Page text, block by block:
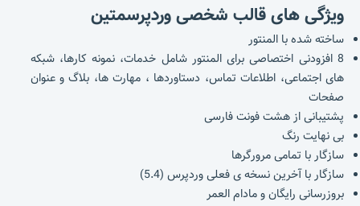
ویژگی های قالب شخصی وردپرسمتین
ساخته شده با المنتور
8 افزودنی اختصاصی برای المنتور شامل خدمات، نمونه کارها، شبکه
های اجتماعی، اطلاعات تماس، دستاوردها ، مهارت ها، بلاگ و عنوان
صفحات
پشتیبانی از هشت فونت فارسی
بی نهایت رنگ
سازگار با تمامی مرورگرها
سازگار با آخرین نسخه ی فعلی وردپرس (5.4)
بروزرسانی رایگان و مادام العمر